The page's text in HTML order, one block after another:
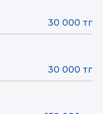
30 000 тг
30 000 тг